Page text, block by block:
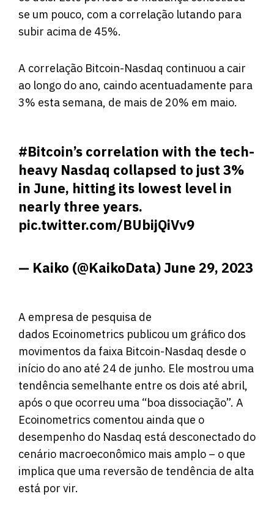
se um pouco, com a correlação lutando para
subir acima de 45%.
A correlação Bitcoin-Nasdaq continuou a cair
ao longo do ano, caindo acentuadamente para
3% esta semana, de mais de 20% em maio.
#Bitcoin’s correlation with the tech-
heavy Nasdaq collapsed to just 3%
in June, hitting its lowest level in
nearly three years.
pic.twitter.com/BUbijQiVv9
— Kaiko (@KaikoData)June 29, 2023
A empresa de pesquisa de
dados Ecoinometrics publicou um gráfico dos
movimentos da faixa Bitcoin-Nasdaq desde o
início do ano até 24 de junho. Ele mostrou uma
tendência semelhante entre os dois até abril,
após o que ocorreu uma “boa dissociação”. A
Ecoinometrics comentou ainda que o
desempenho do Nasdaq está desconectado do
cenário macroeconômico mais amplo – o que
implica que uma reversão de tendência de alta
está por vir.